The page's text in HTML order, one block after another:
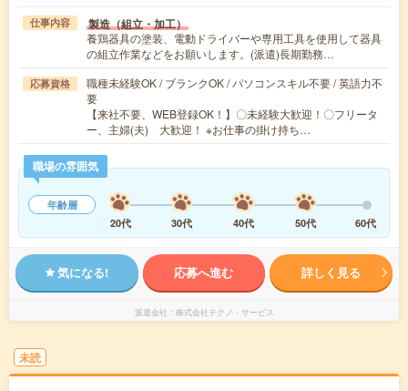
仕事内容 製造（組立・加工）
養鶏器具の塗装、電動ドライバーや専用工具を使用して器具
の組立作業などをお願いします。(派遣)長期勤務…
応募資格
職種未経験OK / ブランクOK / パソコンスキル不要 / 英語力不
要
【来社不要、WEB登録OK！】〇未経験大歓迎！〇フリータ
ー、主婦(夫) 大歓迎！ ※お仕事の掛け持ち…
職場の雰囲気
年齢層
20代
30代 40代 50代 60代
気になる! 応募へ進む 詳しく見る
派遣会社 株式会社テクノ・サービス
未読